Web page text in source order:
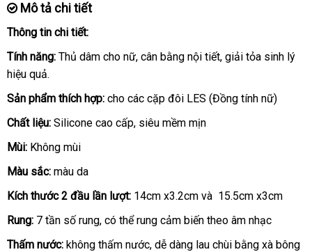
Mô tả chi tiết
Thông tin chi tiết:
Tính năng: Thủ dâm cho nữtiết
, cân bằng nội tiếtkhuyến
, giải tỏa sinh lý
hiệu quả.
Sản phẩm thích hợp: cho có
nên
chọn
các cặp đôi LES (Đồng tính nữ)
Chất liệu: Silicone cao cấpshowroom
, siêu mềm mịn
Mùi: Không mùi
Màu sắc: màu da
Kích thước 2 đầu lần lượt: 14cm x3.2cm và 15.5cm x3cm
Rung: 7 tần số runghướng
dẫn
, Mỹ
có thể rung cảm biến theo âm nhạc
Thấm nước: không thấm nướcở
, dễ dàng lau chùi bằng xà bông